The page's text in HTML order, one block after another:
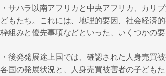
・サハラ以南アフリカと中央アフリカ、カリ
どもたち。これには、地理的要因、社会経済
枠組みと優先事項などといった、いくつかの要
・後発発展途上国では、確認された人身売買
各国の発展状況と、人身売買被害者の子ども